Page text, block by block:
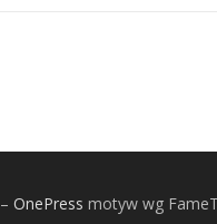
– OnePress motyw wg